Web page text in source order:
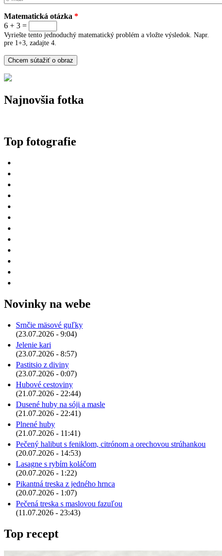
Matematická otázka *
6 + 3 =
Vyriešte tento jednoduchý matematický problém a vložte výsledok. Napr.
pre 1+3, zadajte 4.
Najnovšia fotka
Top fotografie
Novinky na webe
Srnčie mäsové guľky
(23.07.2026 - 9:04)
Jelenie kari
(23.07.2026 - 8:57)
Pastitsio z diviny
(23.07.2026 - 0:07)
Hubové cestoviny
(21.07.2026 - 22:44)
Dusené huby na sóji a masle
(21.07.2026 - 22:41)
Plnené huby
(21.07.2026 - 11:41)
Pečený halibut s feniklom, citrónom a orechovou strúhankou
(20.07.2026 - 14:53)
Lasagne s rybím koláčom
(20.07.2026 - 1:22)
Pikantná treska z jedného hrnca
(20.07.2026 - 1:07)
Pečená treska s maslovou fazuľou
(11.07.2026 - 23:43)
Top recept